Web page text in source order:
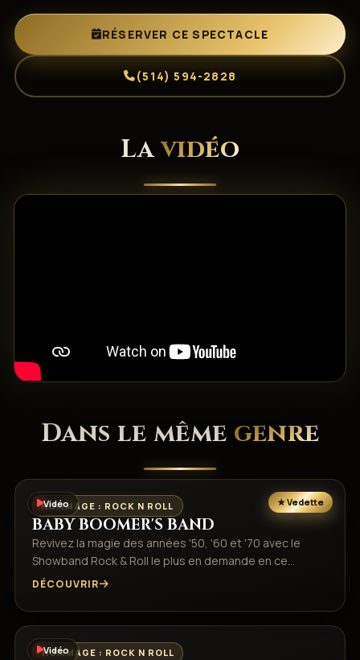
RÉSERVER CE SPECTACLE
(514) 594-2828
Lavidéo
Dans le même genre
Vidéo
HOMMAGE : ROCK N ROLL
BABY BOOMER'S BAND
Revivez la magie des années '50, '60 et '70 avec le
Showband Rock & Roll le plus en demande en ce…
DÉCOUVRIR
Vidéo
HOMMAGE : ROCK N ROLL